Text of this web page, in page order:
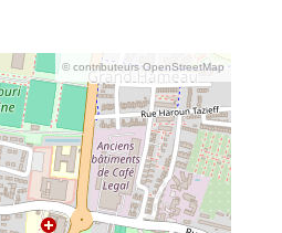
© contributeurs OpenStreetMap